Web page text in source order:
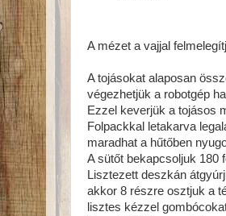
A mézet a vajjal
A tojásokat alaposan
végezhetjük a robotgép
Ezzel keverjük a tojásos
Folpackkal letakarva
maradhat a hűtőben
A sütőt bekapcsoljuk 180
Lisztezett deszkán
akkor 8 részre osztjuk a
lisztes kézzel